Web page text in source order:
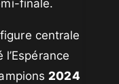
finale.
centrale
2024